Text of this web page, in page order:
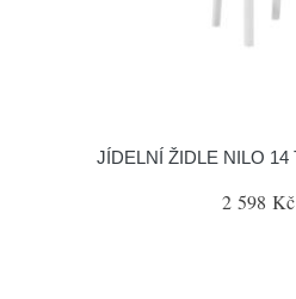
JÍDELNÍ ŽIDLE NILO 14
2 598 Kč